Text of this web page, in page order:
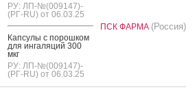
РУ: ЛП-№(009147)-
(РГ-RU) от 06.03.25
Кап­су­лы с по­рош­ком
для ин­га­ляций 300
мкг
РУ: ЛП-№(009147)-
(РГ-RU) от 06.03.25
ПСК ФАРМА (Россия)